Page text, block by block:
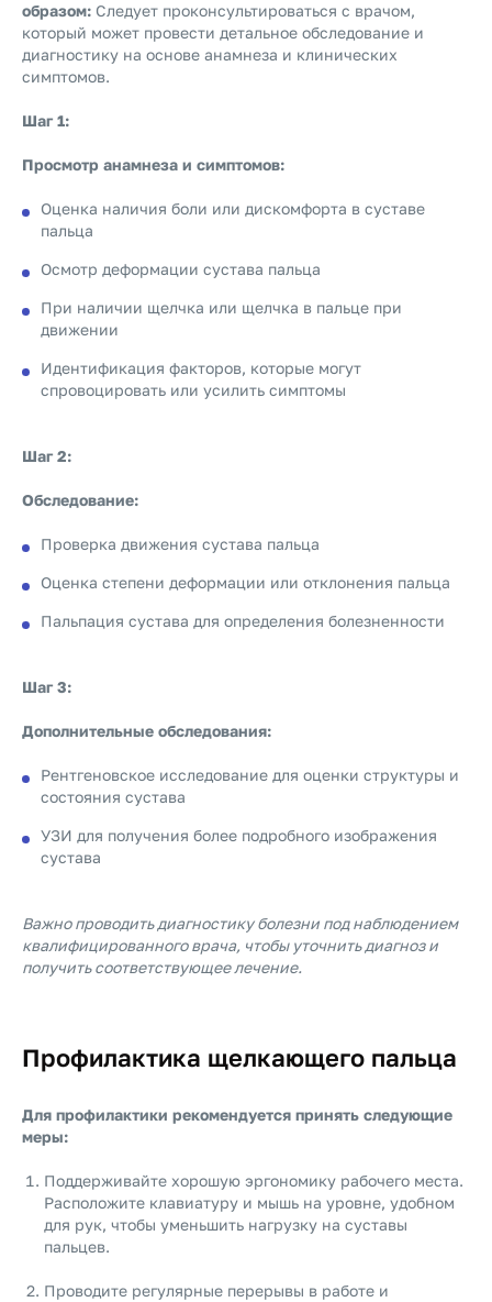
образом: Следует проконсультироваться с врачом,
который может провести детальное обследование и
диагностику на основе анамнеза и клинических
симптомов.
Шаг 1:
Просмотр анамнеза и симптомов:
Оценка наличия боли или дискомфорта в суставе
пальца
Осмотр деформации сустава пальца
При наличии щелчка или щелчка в пальце при
движении
Идентификация факторов, которые могут
спровоцировать или усилить симптомы
Шаг 2:
Обследование:
Проверка движения сустава пальца
Оценка степени деформации или отклонения пальца
Пальпация сустава для определения болезненности
Шаг 3:
Дополнительные обследования:
Рентгеновское исследование для оценки структуры и
состояния сустава
УЗИ для получения более подробного изображения
сустава
Важно проводить диагностику болезни под наблюдением
квалифицированного врача, чтобы уточнить диагноз и
получить соответствующее лечение.
Профилактика щелкающего пальца
Для профилактики рекомендуется принять следующие
меры:
Поддерживайте хорошую эргономику рабочего места.
Расположите клавиатуру и мышь на уровне, удобном
для рук, чтобы уменьшить нагрузку на суставы
пальцев.
Проводите регулярные перерывы в работе и